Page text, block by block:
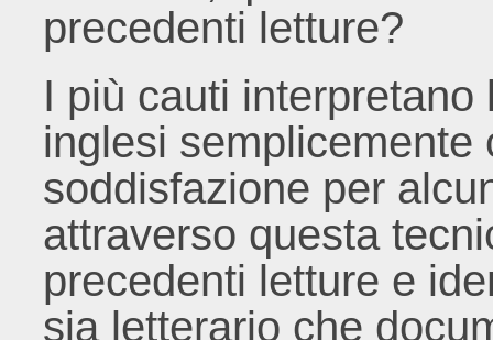
precedenti letture?
I più cauti
inglesi semplicemente
soddisfazione per
attraverso questa
precedenti letture e
sia letterario che